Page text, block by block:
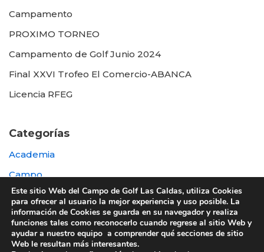
Campamento
PROXIMO TORNEO
Campamento de Golf Junio 2024
Final XXVI Trofeo El Comercio-ABANCA
Licencia RFEG
Categorías
Academia
Campo
Destacada
Otras
Este sitio Web del Campo de Golf Las Caldas, utiliza Cookies
para ofrecer al usuario la mejor experiencia y uso posible. La
información de Cookies se guarda en su navegador y realiza
funciones tales como reconocerlo cuando regrese al sitio Web y
ayudar a nuestro equipo a comprender qué secciones de sitio
Web le resultan más interesantes.